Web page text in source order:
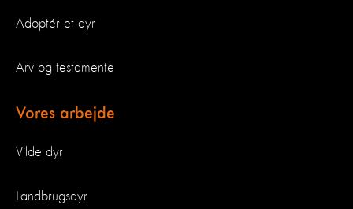
Adoptér et dyr
Arv og testamente
Vores arbejde
Vilde dyr
Landbrugsdyr